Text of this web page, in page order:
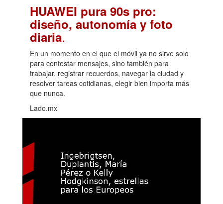
HUAWEI pura 90s pro:
diseño, autonomía y foto
diaria.
En un momento en el que el móvil ya no sirve solo
para contestar mensajes, sino también para
trabajar, registrar recuerdos, navegar la ciudad y
resolver tareas cotidianas, elegir bien importa más
que nunca.
Lado.mx